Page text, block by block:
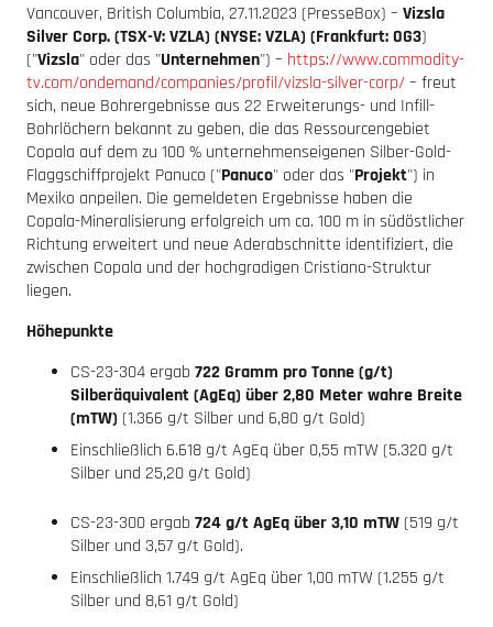
Vancouver, British Columbia, 27.11.2023 (PresseBox) – Vizsla
Silver Corp.(TSX-V: VZLA) (NYSE: VZLA) (Frankfurt: 0G3)
("Vizsla" oder das "Unternehmen") – https://www.commodity-
tv.com/ondemand/companies/profil/vizsla-silver-corp/– freut
sich, neue Bohrergebnisse aus 22 Erweiterungs- und Infill-
Bohrlöchern bekannt zu geben, die das Ressourcengebiet
Copala auf dem zu 100 % unternehmenseigenen Silber-Gold-
Flaggschiffprojekt Panuco ("Panuco" oder das "Projekt") in
Mexiko anpeilen. Die gemeldeten Ergebnisse haben die
Copala-Mineralisierung erfolgreich um ca. 100 m in südöstlicher
Richtung erweitert und neue Aderabschnitte identifiziert, die
zwischen Copala und der hochgradigen Cristiano-Struktur
liegen.
Höhepunkte
CS-23-304 ergab 722 Gramm pro Tonne (g/t)
Silberäquivalent (AgEq) über 2,80 Meter wahre Breite
(mTW) (1.366 g/t Silber und 6,80 g/t Gold)
Einschließlich 6.618 g/t AgEq über 0,55 mTW (5.320 g/t
Silber und 25,20 g/t Gold)
CS-23-300 ergab 724 g/t AgEq über 3,10 mTW(519 g/t
Silber und 3,57 g/t Gold).
Einschließlich 1.749 g/t AgEq über 1,00 mTW (1.255 g/t
Silber und 8,61 g/t Gold)